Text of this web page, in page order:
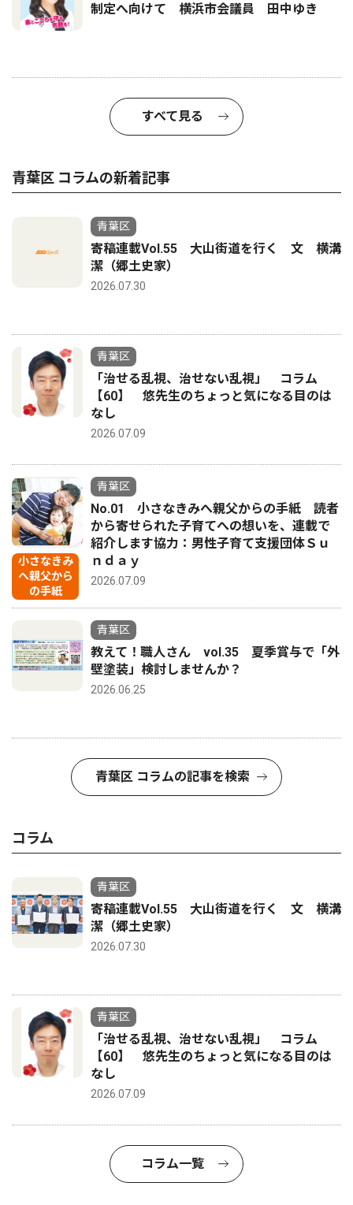
制定へ向けて 横浜市会議員 田中ゆき
すべて見る
青葉区 コラムの新着記事
青葉区
寄稿連載Vol.55 大山街道を行く 文 横溝
潔（郷土史家）
2026.07.30
青葉区
「治せる乱視、治せない乱視」 コラム
【60】 悠先生のちょっと気になる目のは
なし
2026.07.09
小さなきみ
へ親父から
の手紙
青葉区
No.01 小さなきみへ親父からの手紙 読者
から寄せられた子育てへの想いを、連載で
紹介します協力：男性子育て支援団体Ｓｕ
ｎｄａｙ
2026.07.09
青葉区
教えて！職人さん vol.35 夏季賞与で「外
壁塗装」検討しませんか？
2026.06.25
青葉区 コラムの記事を検索
コラム
青葉区
寄稿連載Vol.55 大山街道を行く 文 横溝
潔（郷土史家）
2026.07.30
青葉区
「治せる乱視、治せない乱視」 コラム
【60】 悠先生のちょっと気になる目のは
なし
2026.07.09
コラム一覧